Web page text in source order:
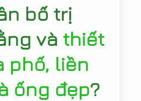
bố trị
và thiết
phố, liền
ống đẹp?